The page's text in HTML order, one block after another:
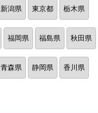
新潟県 東京都 栃木県
福岡県 福島県 秋田県
青森県 静岡県 香川県